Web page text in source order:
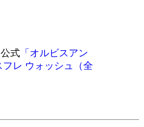
式 「オルビスアン
レ ウォッシュ（全